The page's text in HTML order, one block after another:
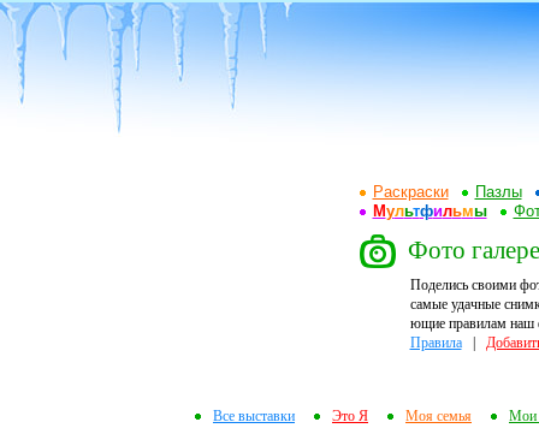
Раскраски
Пазлы
Мультфильмы
Фото
Поделись своими
самые удачные
ющие правилам наш
Правила|
Все выставки Это Я Моя семья Мои